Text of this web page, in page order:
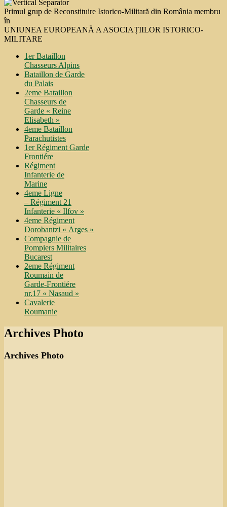
Primul grup de Reconstituire Istorico-Militară din România membru
în
UNIUNEA EUROPEANĂ A ASOCIAȚIILOR ISTORICO-
MILITARE
1er Bataillon
Chasseurs Alpins
Bataillon de Garde
du Palais
2eme Bataillon
Chasseurs de
Garde « Reine
Elisabeth »
4eme Bataillon
Parachutistes
1er Régiment Garde
Frontiére
Régiment
Infanterie de
Marine
4eme Ligne
– Régiment 21
Infanterie « Ilfov »
4eme Régiment
Dorobantzi « Arges »
Compagnie de
Pompiers Militaires
Bucarest
2eme Régiment
Roumain de
Garde-Frontiére
nr.17 « Nasaud »
Cavalerie
Roumanie
Archives Photo
Archives Photo